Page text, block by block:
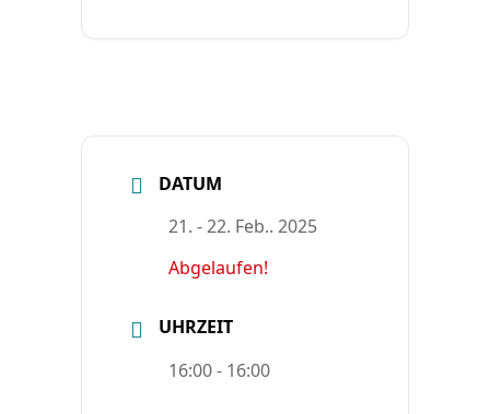
DATUM
21. - 22. Feb.. 2025
Abgelaufen!
UHRZEIT
16:00 - 16:00